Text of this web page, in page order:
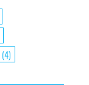
(4)